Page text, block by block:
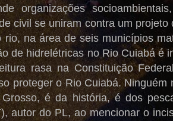
organizações
civil se uniram contra um
na área de seis municípios
de hidrelétricas no Rio Cuiabá é
rasa na Constituição
proteger o Rio Cuiabá. Ninguém
é da história, é dos
autor do PL, ao mencionar o